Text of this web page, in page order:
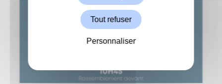
Tout refuser
Personnaliser